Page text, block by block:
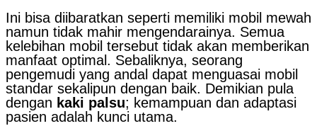
Ini bisa diibaratkan seperti memiliki mobil mewah
namun tidak mahir mengendarainya. Semua
kelebihan mobil tersebut tidak akan memberikan
manfaat optimal. Sebaliknya, seorang
pengemudi yang andal dapat menguasai mobil
standar sekalipun dengan baik. Demikian pula
dengan kaki palsu; kemampuan dan adaptasi
pasien adalah kunci utama.